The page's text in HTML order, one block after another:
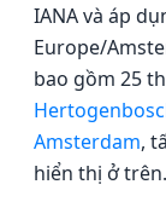
IANA và áp
Europe/
bao gồm 25
Amsterdam,
hiển thị ở trên.